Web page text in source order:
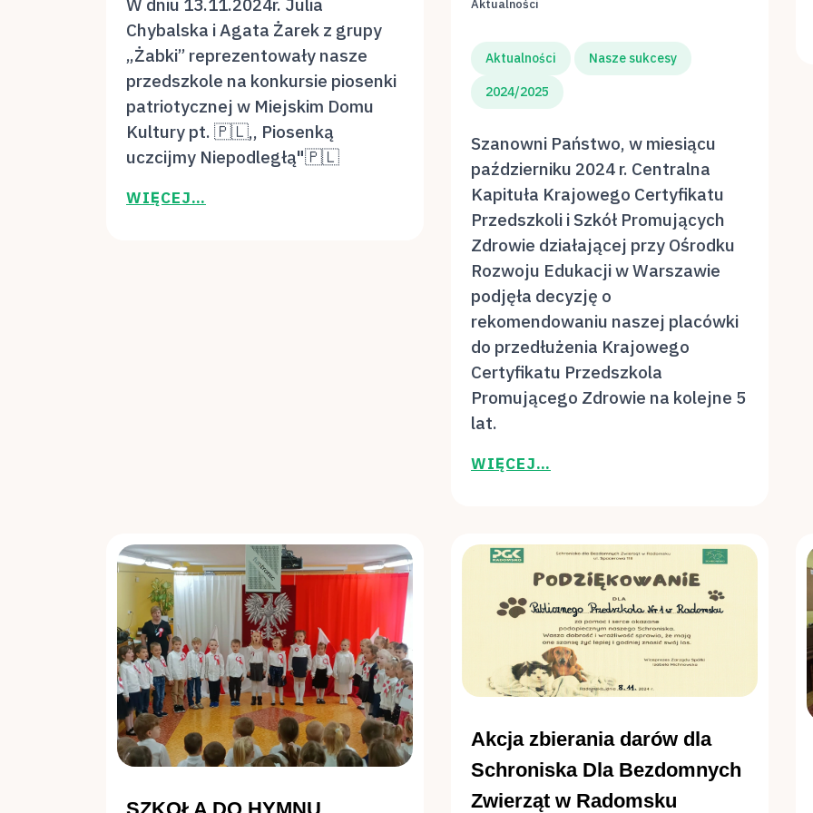
W dniu 13.11.2024r. Julia
Chybalska i Agata Żarek z grupy
„Żabki” reprezentowały nasze
przedszkole na konkursie piosenki
patriotycznej w Miejskim Domu
Kultury pt. 🇵🇱,, Piosenką
uczcijmy Niepodległą"🇵🇱
WIĘCEJ…
Aktualności
Aktualności Nasze sukcesy
2024/2025
Szanowni Państwo, w miesiącu
październiku 2024 r. Centralna
Kapituła Krajowego Certyfikatu
Przedszkoli i Szkół Promujących
Zdrowie działającej przy Ośrodku
Rozwoju Edukacji w Warszawie
podjęła decyzję o
rekomendowaniu naszej placówki
do przedłużenia Krajowego
Certyfikatu Przedszkola
Promującego Zdrowie na kolejne 5
lat.
WIĘCEJ…
SZKOŁA DO HYMNU
Akcja zbierania darów dla
Schroniska Dla Bezdomnych
Zwierząt w Radomsku